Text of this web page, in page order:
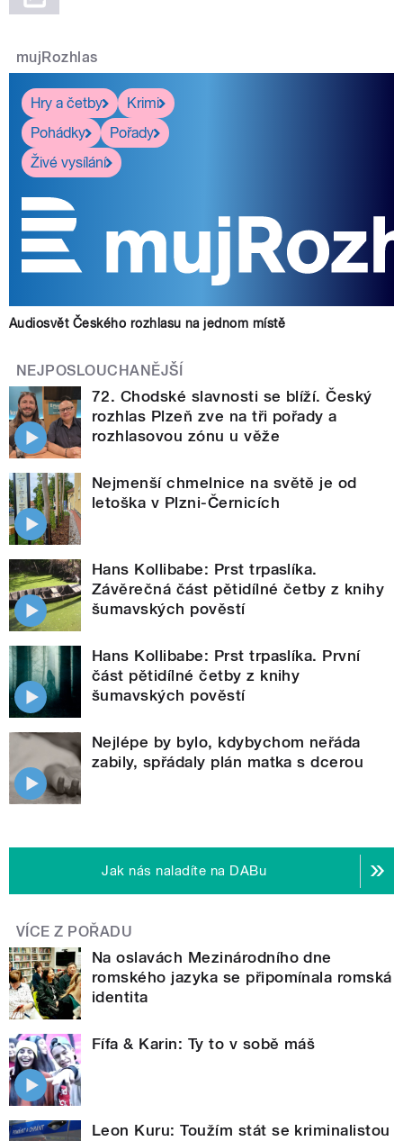
mujRozhlas
Hry a četby
Krimi
Pohádky
Pořady
Živé vysílání
Audiosvět Českého rozhlasu na jednom místě
NEJPOSLOUCHANĚJŠÍ
72. Chodské slavnosti se blíží. Český
rozhlas Plzeň zve na tři pořady a
rozhlasovou zónu u věže
Nejmenší chmelnice na světě je od
letoška v Plzni-Černicích
Hans Kollibabe: Prst trpaslíka.
Závěrečná část pětidílné četby z knihy
šumavských pověstí
Hans Kollibabe: Prst trpaslíka. První
část pětidílné četby z knihy
šumavských pověstí
Nejlépe by bylo, kdybychom neřáda
zabily, spřádaly plán matka s dcerou
Jak nás naladíte na DABu
VÍCE Z POŘADU
Na oslavách Mezinárodního dne
romského jazyka se připomínala romská
identita
Fífa & Karin: Ty to v sobě máš
Leon Kuru: Toužím stát se kriminalistou